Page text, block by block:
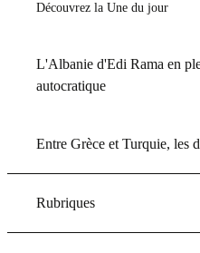
Découvrez la Une du jour
L'Albanie d'Edi Rama en
autocratique
Entre Grèce et Turquie, les
Rubriques